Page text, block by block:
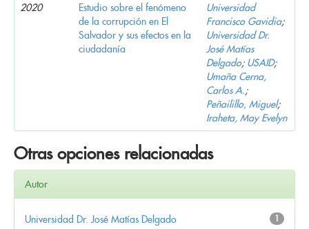
2020
Estudio sobre el fenómeno
de la corrupción en El
Salvador y sus efectos en la
ciudadanía
Universidad
Francisco Gavidia;
Universidad Dr.
José Matías
Delgado; USAID;
Umaña Cerna,
Carlos A.;
Peñailillo, Miguel;
Iraheta, May Evelyn
Otras opciones relacionadas
Autor
1
Universidad Dr. José Matías Delgado